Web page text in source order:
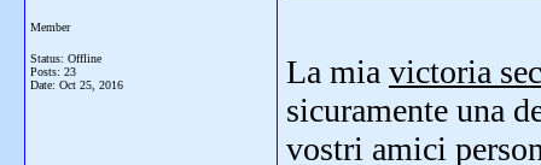
Member
Status: Offline
Posts: 23
Date: Oct 25, 2016 La mia victoria
sicuramente una
vostri amici